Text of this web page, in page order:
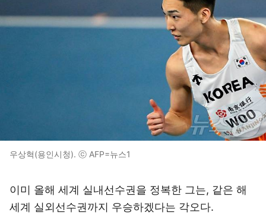
우상혁(용인시청). ⓒ AFP=뉴스1
이미 올해 세계 실내선수권을 정복한 그는, 같은 해
세계 실외선수권까지 우승하겠다는 각오다.